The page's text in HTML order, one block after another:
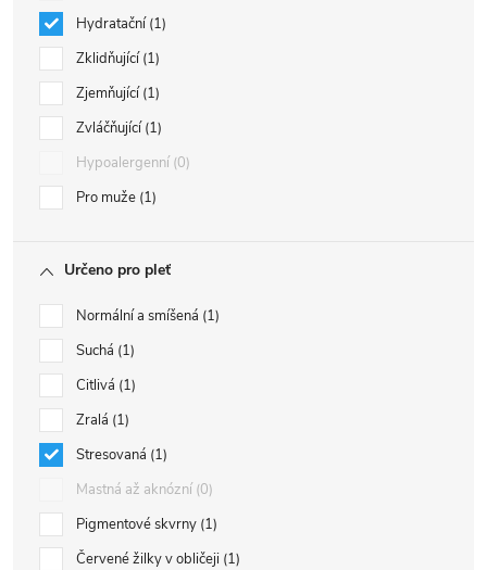
Hydratační 1
Zklidňující 1
Zjemňující 1
Zvláčňující 1
Hypoalergenní 0
Pro muže 1
Určeno pro pleť
Normální a smíšená 1
Suchá 1
Citlivá 1
Zralá 1
Stresovaná 1
Mastná až aknózní 0
Pigmentové skvrny 1
Červené žilky v obličeji 1